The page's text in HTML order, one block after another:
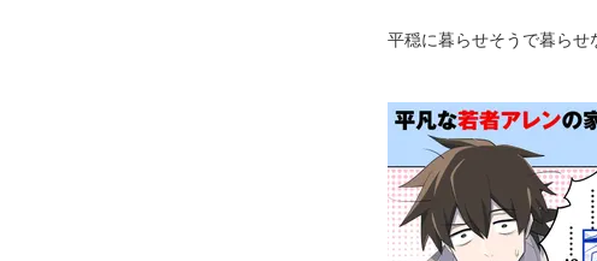
平穏に暮らせそうで暮らせ